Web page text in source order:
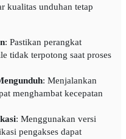
kualitas unduhan tetap
: Pastikan perangkat
tidak terpotong saat proses
: Menjalankan
menghambat kecepatan
: Menggunakan versi
pengakses dapat